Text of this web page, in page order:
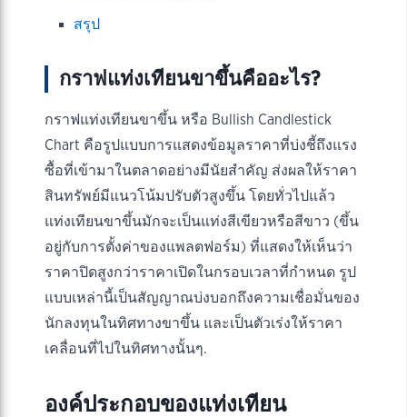
สรุป
กราฟแท่งเทียนขาขึ้นคืออะไร?
กราฟแท่งเทียนขาขึ้น หรือ Bullish Candlestick
Chart คือรูปแบบการแสดงข้อมูลราคาที่บ่งชี้ถึงแรง
ซื้อที่เข้ามาในตลาดอย่างมีนัยสำคัญ ส่งผลให้ราคา
สินทรัพย์มีแนวโน้มปรับตัวสูงขึ้น โดยทั่วไปแล้ว
แท่งเทียนขาขึ้นมักจะเป็นแท่งสีเขียวหรือสีขาว (ขึ้น
อยู่กับการตั้งค่าของแพลตฟอร์ม) ที่แสดงให้เห็นว่า
ราคาปิดสูงกว่าราคาเปิดในกรอบเวลาที่กำหนด รูป
แบบเหล่านี้เป็นสัญญาณบ่งบอกถึงความเชื่อมั่นของ
นักลงทุนในทิศทางขาขึ้น และเป็นตัวเร่งให้ราคา
เคลื่อนที่ไปในทิศทางนั้นๆ.
องค์ประกอบของแท่งเทียน